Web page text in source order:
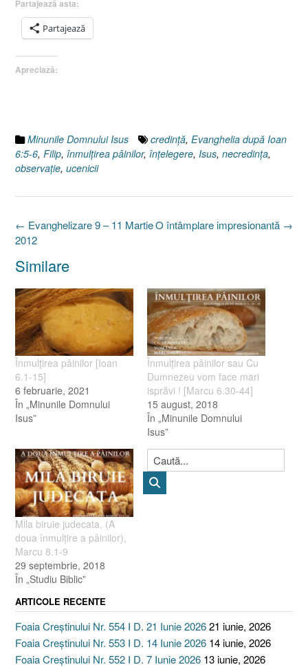
Partajează asta:
Partajează
Apreciază:
Minunile Domnului Isus credinţă, Evanghelia după Ioan
6:5-6, Filip, înmulţirea pâinilor, înţelegere, Isus, necredinţa,
observaţie, ucenicii
Post
navigation
O întâmplare impresionantă →
← Evanghelizare 9 – 11 Martie
2012
Similare
Înmulţirea pâinilor [Ioan
6.1-15]
6 februarie, 2021
În „Minunile Domnului
Isus”
Înmulţirea pâinilor sau Cu
Dumnezeu vom face mari
isprăvi ! [Marcu 6.30-44]
15 august, 2018
În „Minunile Domnului
Isus”
Mila biruie judecata, (A
doua înmulţire a pâinilor),
Marcu 8.1-9
29 septembrie, 2018
În „Studiu Biblic”
ARTICOLE RECENTE
Foaia Creștinului Nr. 554 I D. 21 Iunie 202621 iunie, 2026
Foaia Creștinului Nr. 553 I D. 14 Iunie 2026 14 iunie, 2026
Foaia Creștinului Nr. 552 I D. 7 Iunie 2026 13 iunie, 2026